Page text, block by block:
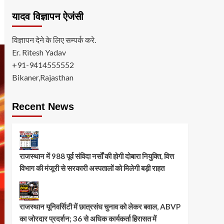
यादव विज्ञापन ऐजंसी
विज्ञापन देने के लिए सम्पर्क करे.
Er. Ritesh Yadav
+91-9414555552
Bikaner,Rajasthan
Recent News
राजस्थान में 988 पूर्व संविदा नर्सों की होगी दोबारा नियुक्ति, वित्त
विभाग की मंजूरी से सरकारी अस्पतालों को मिलेगी बड़ी राहत
राजस्थान यूनिवर्सिटी में छात्रसंघ चुनाव को लेकर बवाल, ABVP
का जोरदार प्रदर्शन; 36 से अधिक कार्यकर्ता हिरासत में